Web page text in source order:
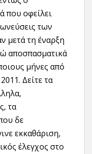
που οφείλει
των
μετά τη έναρξη
αποσπασματικά
μήνες από
Δείτε τα
τα
δε
εκκαθάριση,
έλεγχος στο